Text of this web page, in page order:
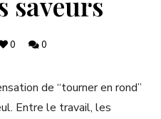
0 0
de “tourner en rond”
Entre le travail, les